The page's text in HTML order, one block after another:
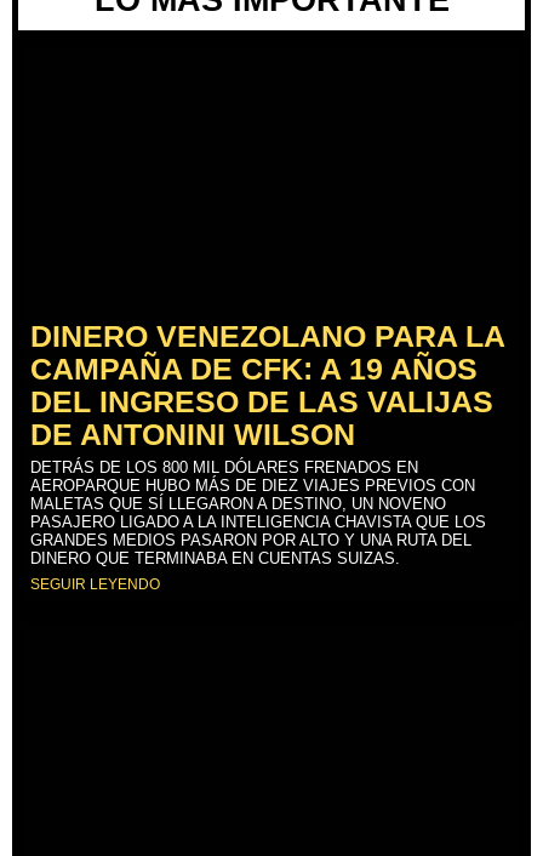
DINERO VENEZOLANO PARA LA
CAMPAÑA DE CFK: A 19 AÑOS
DEL INGRESO DE LAS VALIJAS
DE ANTONINI WILSON
DETRÁS DE LOS 800 MIL DÓLARES FRENADOS EN
AEROPARQUE HUBO MÁS DE DIEZ VIAJES PREVIOS CON
MALETAS QUE SÍ LLEGARON A DESTINO, UN NOVENO
PASAJERO LIGADO A LA INTELIGENCIA CHAVISTA QUE LOS
GRANDES MEDIOS PASARON POR ALTO Y UNA RUTA DEL
DINERO QUE TERMINABA EN CUENTAS SUIZAS.
SEGUIR LEYENDO